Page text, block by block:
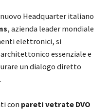
Headquarter italiano
, azienda leader mondiale
elettronici, si
essenziale e
un dialogo diretto
con pareti vetrate DVO